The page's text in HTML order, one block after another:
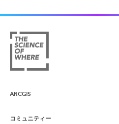
ARCGIS
ArcGIS の概要
コミュニティー